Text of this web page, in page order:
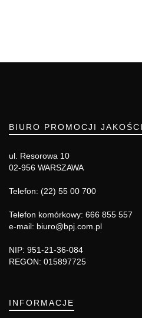
BIURO PROMOCJI
ul. Resorowa 10
02-956 WARSZAWA
Telefon: (22) 55 00 700
Telefon komórkowy: 666 855 557
e-mail: biuro@bpj.com.pl
NIP: 951-21-36-084
REGON: 015897725
INFORMACJE